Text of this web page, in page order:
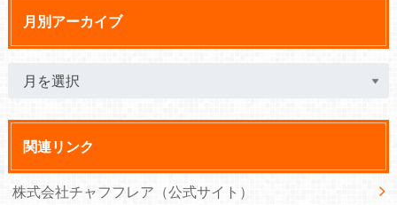
月別アーカイブ
関連リンク
株式会社チャフフレア（公式サイト）